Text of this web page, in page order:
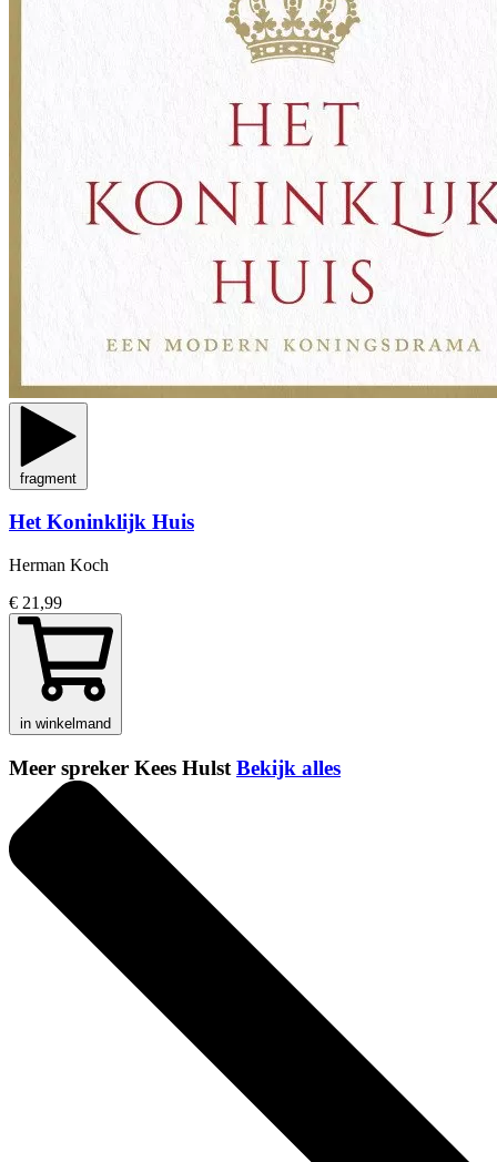
fragment
Het Koninklijk Huis
Herman Koch
€ 21,99
in winkelmand
Meer spreker Kees Hulst Bekijk alles